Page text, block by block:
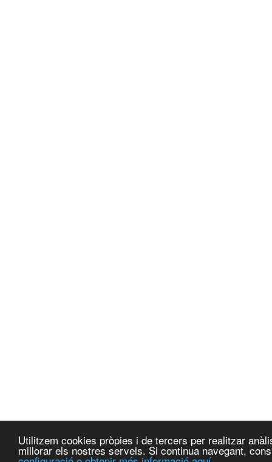
Utilitzem cookies pròpies i de tercers per realitzar
millorar els nostres serveis. Si continua navegant,